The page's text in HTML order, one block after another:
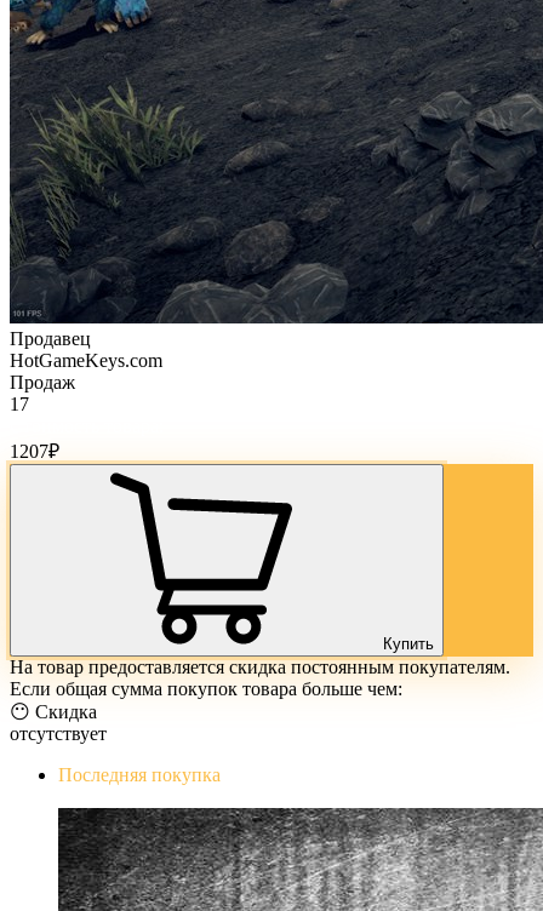
Продавец
HotGameKeys.com
Продаж
17
1207₽
Купить
На товар предоставляется скидка постоянным покупателям.
Если общая сумма покупок товара больше чем:
😶 Скидка
отсутствует
Последняя покупка